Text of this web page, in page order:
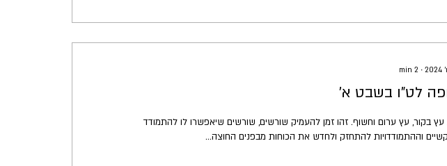
∙
2
min
לט"ו בשבט א'
עץ בקור, עץ ערום וחשוף. זהו זמן להעמיק שורשים, שורשים שיאפשרו לו להתמודד
וההתמודדויות להתחזק ולחדש את הכוחות מבפנים החוצה...